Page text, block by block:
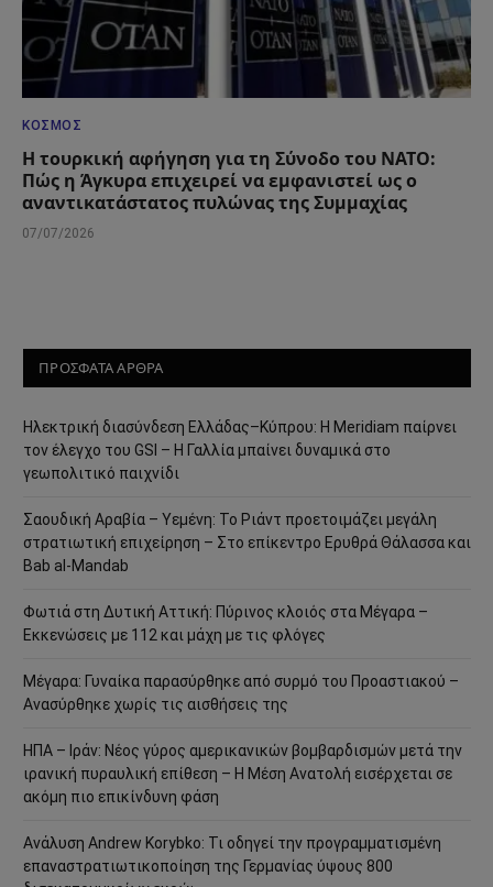
ΚΌΣΜΟΣ
Η τουρκική αφήγηση για τη Σύνοδο του ΝΑΤΟ:
Πώς η Άγκυρα επιχειρεί να εμφανιστεί ως ο
αναντικατάστατος πυλώνας της Συμμαχίας
07/07/2026
ΠΡΟΣΦΑΤΑ ΑΡΘΡΑ
Ηλεκτρική διασύνδεση Ελλάδας–Κύπρου: Η Meridiam παίρνει
τον έλεγχο του GSI – Η Γαλλία μπαίνει δυναμικά στο
γεωπολιτικό παιχνίδι
Σαουδική Αραβία – Υεμένη: Το Ριάντ προετοιμάζει μεγάλη
στρατιωτική επιχείρηση – Στο επίκεντρο Ερυθρά Θάλασσα και
Bab al-Mandab
Φωτιά στη Δυτική Αττική: Πύρινος κλοιός στα Μέγαρα –
Εκκενώσεις με 112 και μάχη με τις φλόγες
Μέγαρα: Γυναίκα παρασύρθηκε από συρμό του Προαστιακού –
Ανασύρθηκε χωρίς τις αισθήσεις της
ΗΠΑ – Ιράν: Νέος γύρος αμερικανικών βομβαρδισμών μετά την
ιρανική πυραυλική επίθεση – Η Μέση Ανατολή εισέρχεται σε
ακόμη πιο επικίνδυνη φάση
Ανάλυση Andrew Korybko: Τι οδηγεί την προγραμματισμένη
επαναστρατιωτικοποίηση της Γερμανίας ύψους 800